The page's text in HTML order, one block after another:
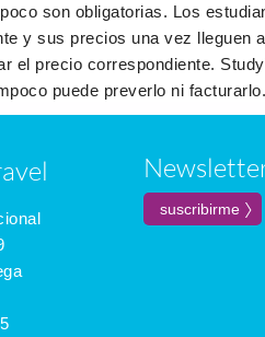
son obligatorias. Los
y sus precios una vez lleguen
el precio correspondiente.
puede preverlo ni facturarlo.